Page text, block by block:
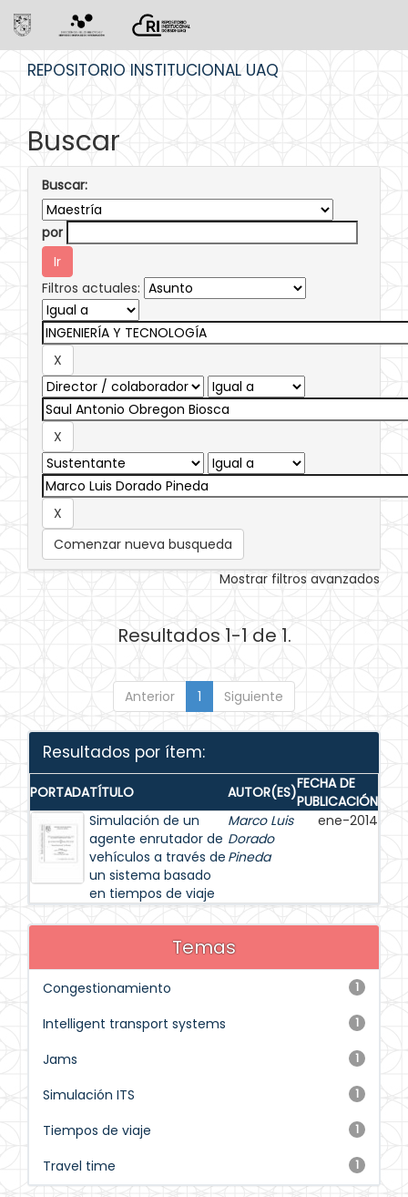
REPOSITORIO INSTITUCIONAL UAQ
Buscar
Buscar:
por
Filtros actuales:
Comenzar nueva busqueda
Mostrar filtros avanzados
Resultados 1-1 de 1.
Anterior 1 Siguiente
Resultados por ítem:
PORTADATÍTULO AUTOR(ES)FECHA DE
PUBLICACIÓN
Simulación de un
agente enrutador de
vehículos a través de
un sistema basado
en tiempos de viaje
Marco Luis
Dorado
Pineda
ene-2014
Temas
1
Congestionamiento
1
Intelligent transport systems
1
Jams
1
Simulación ITS
1
Tiempos de viaje
1
Travel time